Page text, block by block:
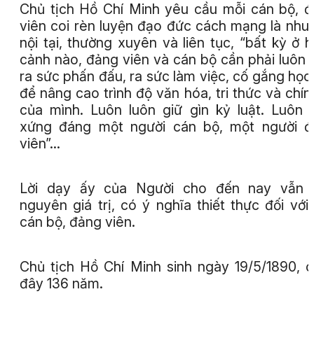
Chủ tịch Hồ Chí Minh yêu cầu mỗi cán bộ,
viên coi rèn luyện đạo đức cách mạng là nhu
nội tại, thường xuyên và liên tục, “bất kỳ ở
cảnh nào, đảng viên và cán bộ cần phải luôn
ra sức phấn đấu, ra sức làm việc, cố gắng
để nâng cao trình độ văn hóa, tri thức và
của mình. Luôn luôn giữ gìn kỷ luật. Luôn
xứng đáng một người cán bộ, một người
viên”…
Lời dạy ấy của Người cho đến nay vẫn
nguyên giá trị, có ý nghĩa thiết thực đối với
cán bộ, đảng viên.
Chủ tịch Hồ Chí Minh sinh ngày 19/5/1890,
đây 136 năm.